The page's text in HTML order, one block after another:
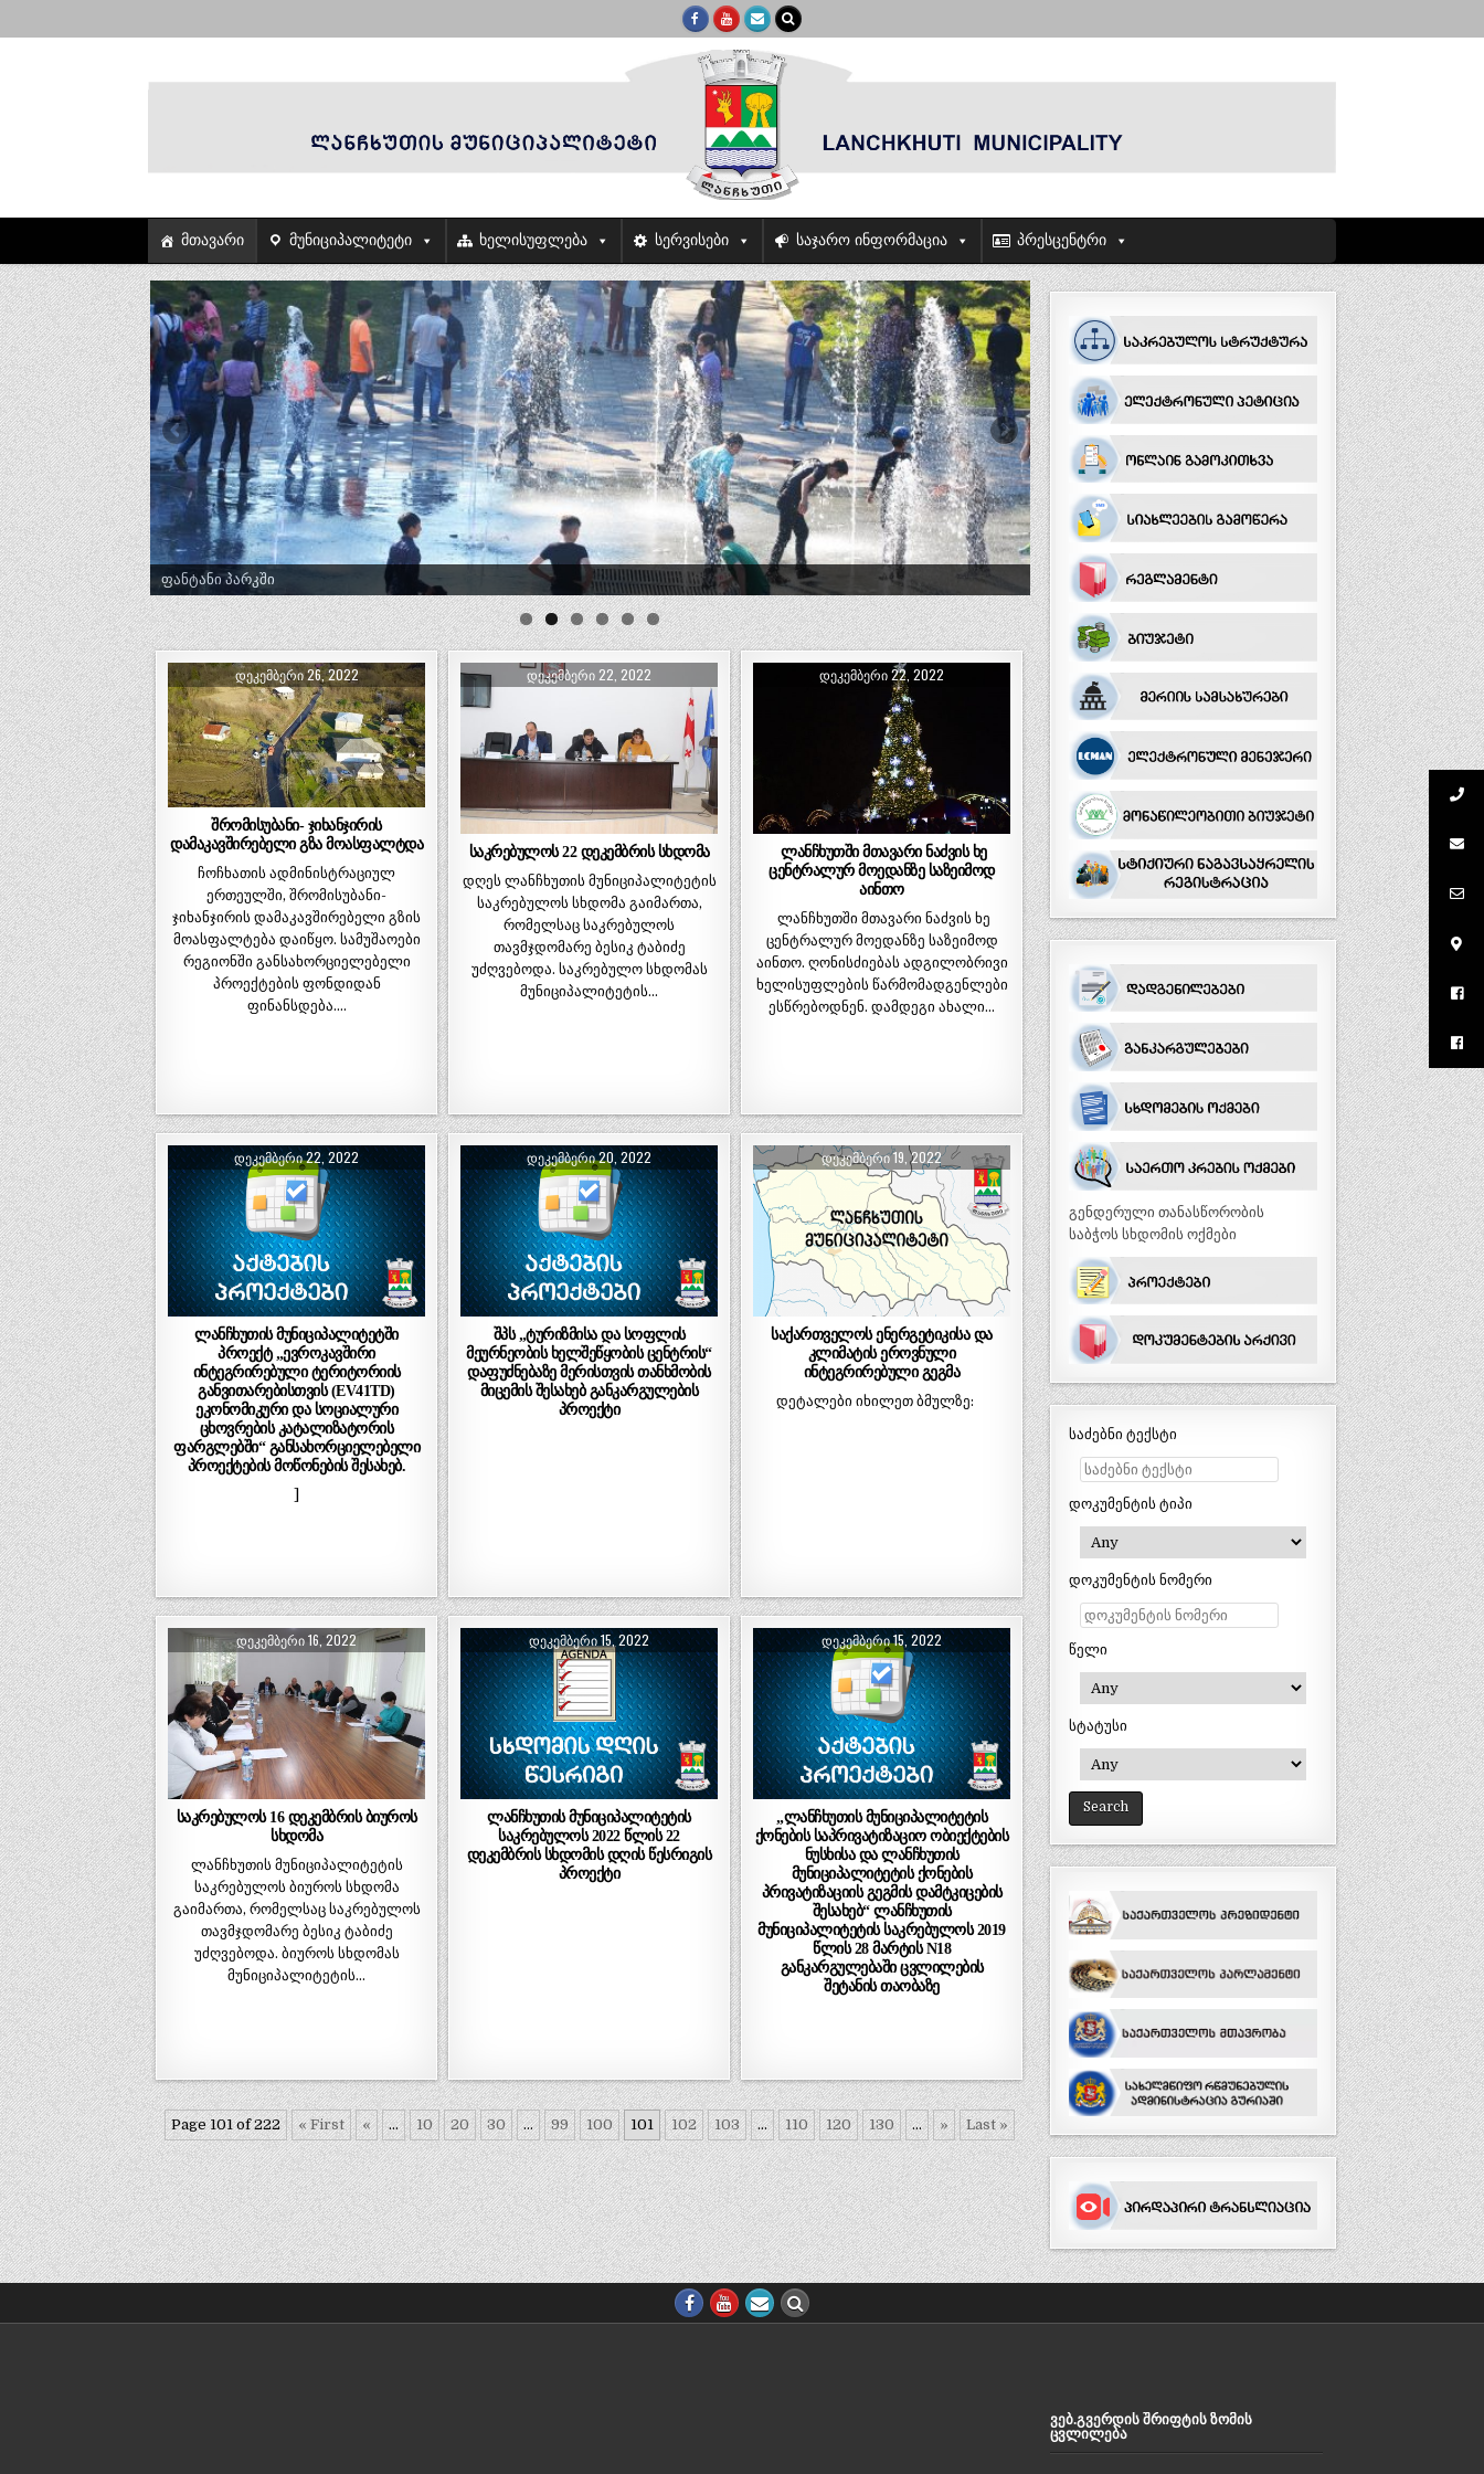
მთავარი მუნიციპალიტეტი ხელისუფლება სერვისები საჯარო ინფორმაცია პრესცენტრი
ფანტანი პარკში
ტრადიციული ლელობურთი შუხუთში
ᲓᲔᲙᲔᲛᲑᲔᲠᲘ 26, 2022
შრომისუბანი- ჯიხანჯირის
დამაკავშირებელი გზა მოასფალტდა
ჩოჩხათის ადმინისტრაციულ
ერთეულში, შრომისუბანი-
ჯიხანჯირის დამაკავშირებელი გზის
მოასფალტება დაიწყო. სამუშაოები
რეგიონში განსახორციელებელი
პროექტების ფონდიდან
ფინანსდება….
ᲓᲔᲙᲔᲛᲑᲔᲠᲘ 22, 2022
საკრებულოს 22 დეკემბრის სხდომა
დღეს ლანჩხუთის მუნიციპალიტეტის
საკრებულოს სხდომა გაიმართა,
რომელსაც საკრებულოს
თავმჯდომარე ბესიკ ტაბიძე
უძღვებოდა. საკრებულო სხდომას
მუნიციპალიტეტის…
ᲓᲔᲙᲔᲛᲑᲔᲠᲘ 22, 2022
ლანჩხუთში მთავარი ნაძვის ხე
ცენტრალურ მოედანზე საზეიმოდ
აინთო
ლანჩხუთში მთავარი ნაძვის ხე
ცენტრალურ მოედანზე საზეიმოდ
აინთო. ღონისძიებას ადგილობრივი
ხელისუფლების წარმომადგენლები
ესწრებოდნენ. დამდეგი ახალი…
ᲓᲔᲙᲔᲛᲑᲔᲠᲘ 22, 2022
ლანჩხუთის მუნიციპალიტეტში
პროექტ „ევროკავშირი
ინტეგრირებული ტერიტორიის
განვითარებისთვის (EV41TD)
ეკონომიკური და სოციალური
ცხოვრების კატალიზატორის
ფარგლებში“ განსახორციელებელი
პროექტების მოწონების შესახებ.
ᲓᲔᲙᲔᲛᲑᲔᲠᲘ 20, 2022
შპს „ტურიზმისა და სოფლის
მეურნეობის ხელშეწყობის ცენტრის“
დაფუძნებაზე მერისთვის თანხმობის
მიცემის შესახებ განკარგულების
პროექტი
ᲓᲔᲙᲔᲛᲑᲔᲠᲘ 19, 2022
საქართველოს ენერგეტიკისა და
კლიმატის ეროვნული
ინტეგრირებული გეგმა
დეტალები იხილეთ ბმულზე:
ᲓᲔᲙᲔᲛᲑᲔᲠᲘ 16, 2022
საკრებულოს 16 დეკემბრის ბიუროს
სხდომა
ლანჩხუთის მუნიციპალიტეტის
საკრებულოს ბიუროს სხდომა
გაიმართა, რომელსაც საკრებულოს
თავმჯდომარე ბესიკ ტაბიძე
უძღვებოდა. ბიუროს სხდომას
მუნიციპალიტეტის…
ᲓᲔᲙᲔᲛᲑᲔᲠᲘ 15, 2022
ლანჩხუთის მუნიციპალიტეტის
საკრებულოს 2022 წლის 22
დეკემბრის სხდომის დღის წესრიგის
პროექტი
ᲓᲔᲙᲔᲛᲑᲔᲠᲘ 15, 2022
„ლანჩხუთის მუნიციპალიტეტის
ქონების საპრივატიზაციო ობიექტების
ნუსხისა და ლანჩხუთის
მუნიციპალიტეტის ქონების
პრივატიზაციის გეგმის დამტკიცების
შესახებ“ ლანჩხუთის
მუნიციპალიტეტის საკრებულოს 2019
წლის 28 მარტის N18
განკარგულებაში ცვლილების
შეტანის თაობაზე
Page 101 of 222 « First « ... 10 20 30 ... 99 100 101 102 103 ... 110 120 130 ... » Last »
გენდერული თანასწორობის
საბჭოს სხდომის ოქმები
საძებნი ტექსტი
დოკუმენტის ტიპი
დოკუმენტის ნომერი
წელი
სტატუსი
ᲕᲔᲑ.ᲒᲕᲔᲠᲓᲘᲡ ᲨᲠᲘᲤᲢᲘᲡ ᲖᲝᲛᲘᲡ
ᲪᲕᲚᲘᲚᲔᲑᲐ